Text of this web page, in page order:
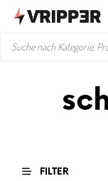
PRODUCTS
FILTER